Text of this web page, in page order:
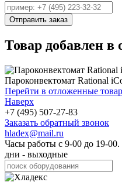
Товар добавлен в
Пароконвектомат Rational
Перейти в отложенные
Наверх
+7 (495) 507-27-83
Заказать обратный звонок
hladex@mail.ru
Часы работы с 9-00 до 19-00.
дни - выходные